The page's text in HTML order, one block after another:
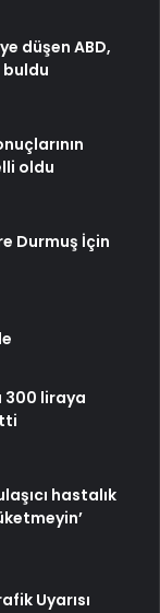
düşen ABD,
buldu
oldu
Durmuş İçin
300 liraya
hastalık
Uyarısı